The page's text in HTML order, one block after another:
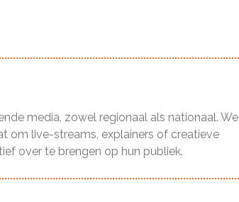
media, zowel regionaal als nationaal. We
om live-streams, explainers of creatieve
over te brengen op hun publiek.